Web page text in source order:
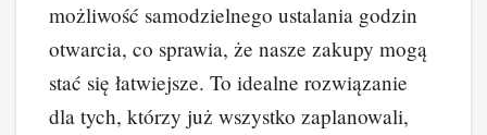
możliwość samodzielnego ustalania godzin
otwarcia, co sprawia, że nasze zakupy mogą
stać się łatwiejsze. To idealne rozwiązanie
dla tych, którzy już wszystko zaplanowali,